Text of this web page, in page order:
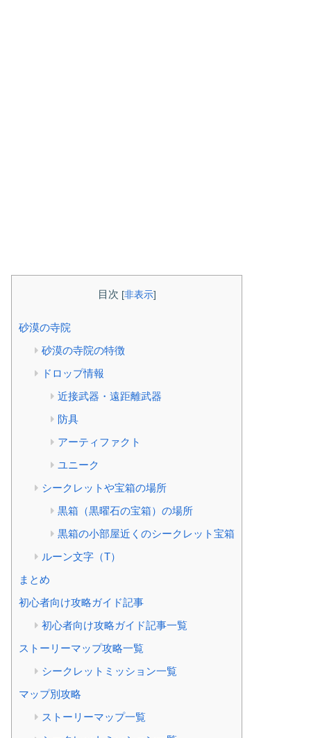
目次 [非表示]
砂漠の寺院
砂漠の寺院の特徴
ドロップ情報
近接武器・遠距離武器
防具
アーティファクト
ユニーク
シークレットや宝箱の場所
黒箱（黒曜石の宝箱）の場所
黒箱の小部屋近くのシークレット宝箱
ルーン文字（T）
まとめ
初心者向け攻略ガイド記事
初心者向け攻略ガイド記事一覧
ストーリーマップ攻略一覧
シークレットミッション一覧
マップ別攻略
ストーリーマップ一覧